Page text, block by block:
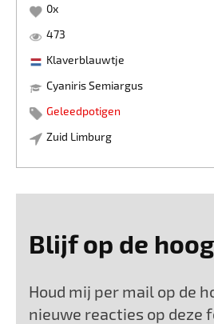
0x
473
Klaverblauwtje
Cyaniris Semiargus
Geleedpotigen
Zuid Limburg
Blijf op de
Houd mij per mail op de
nieuwe reacties op deze